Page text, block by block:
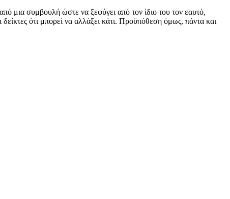
μια συμβουλή ώστε να ξεφύγει από τον ίδιο του τον εαυτό,
ότι μπορεί να αλλάξει κάτι. Προϋπόθεση όμως, πάντα και